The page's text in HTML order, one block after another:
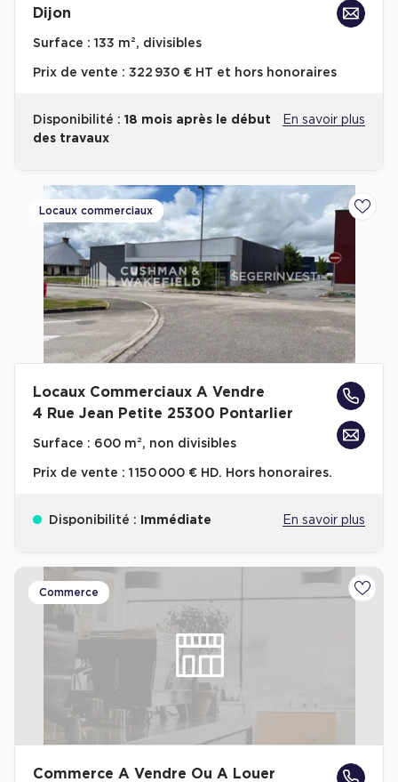
Dijon
Surface : 133 m², divisibles
Prix de vente : 322 930 € HT et hors honoraires
Disponibilité : 18 mois après le début
des travaux
En savoir plus
Locaux commerciaux
Locaux Commerciaux A Vendre
4 Rue Jean Petite 25300 Pontarlier
Surface : 600 m², non divisibles
Prix de vente : 1 150 000 € HD. Hors honoraires.
Disponibilité : Immédiate En savoir plus
Commerce
Commerce A Vendre Ou A Louer